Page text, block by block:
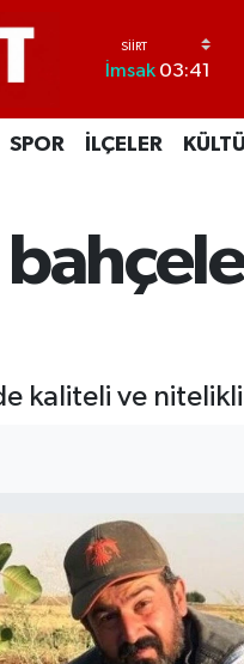
İmsak03:41
SPOR İLÇELER
kaliteli ve nitelikli